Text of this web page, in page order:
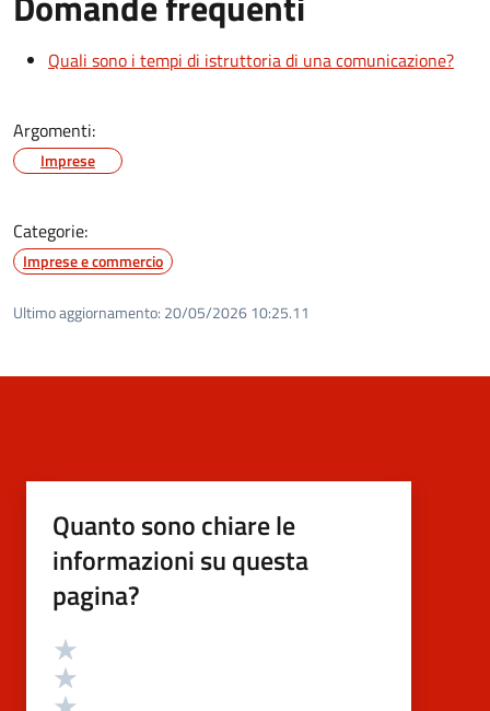
Quali sono i tempi di istruttoria di una comunicazione?
Argomenti:
Imprese
Categorie:
Imprese e commercio
Ultimo aggiornamento: 20/05/2026 10:25.11
Quanto sono chiare le
informazioni su questa
pagina?
Valutazione